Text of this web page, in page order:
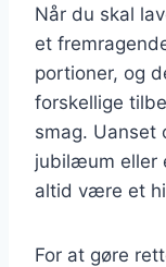
Når du skal
et
portioner, og
forskellige
smag. Uanset
jubilæum eller
altid være et
For at gøre